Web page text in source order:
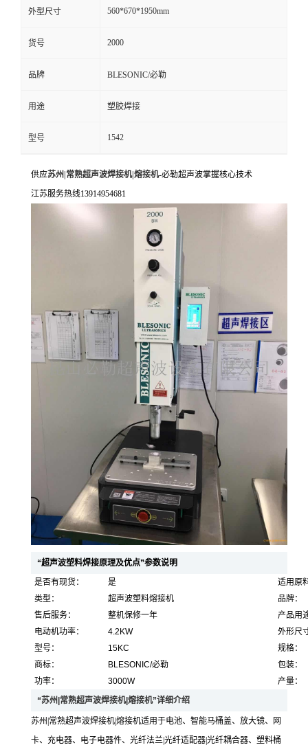
外型尺寸 560*670*1950mm
货号 2000
品牌 BLESONIC/必勒
用途 塑胶焊接
型号 1542
供应苏州|常熟超声波焊接机|熔接机-必勒超声波掌握核心技术
江苏服务热线13914954681
“超声波塑料焊接原理及优点”参数说明
是否有现货：
是
适用原
类型：
超声波塑料熔接机
品牌：
售后服务：
整机保修一年
产品用
电动机功率：
4.2KW
外形尺
型号：
15KC
规格：
商标：
BLESONIC/必勒
包装：
功率：
3000W
产量：
“苏州|常熟超声波焊接机|熔接机”详细介绍
苏州|常熟超声波焊接机|熔接机适用于电池、智能马桶盖、放大镜、网
卡、充电器、电子电器件、光纤法兰|光纤适配器|光纤耦合器、塑料桶